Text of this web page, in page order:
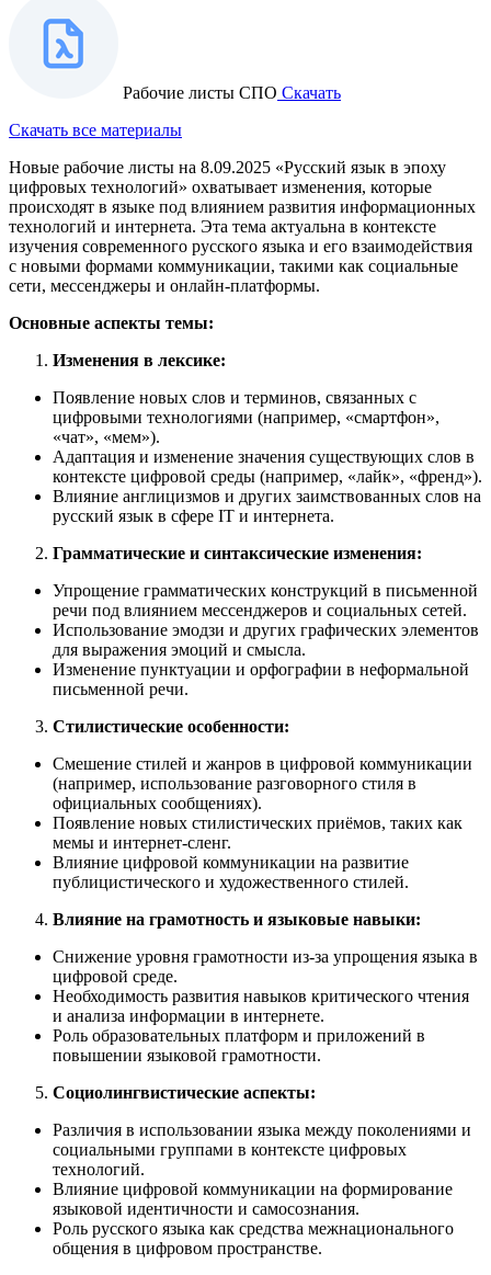
Рабочие листы СПО Скачать
Скачать все материалы
Новые рабочие листы на 8.09.2025 «Русский язык в эпоху
цифровых технологий» охватывает изменения, которые
происходят в языке под влиянием развития информационных
технологий и интернета. Эта тема актуальна в контексте
изучения современного русского языка и его взаимодействия
с новыми формами коммуникации, такими как социальные
сети, мессенджеры и онлайн-платформы.
Основные аспекты темы:
Изменения в лексике:
Появление новых слов и терминов, связанных с
цифровыми технологиями (например, «смартфон»,
«чат», «мем»).
Адаптация и изменение значения существующих слов в
контексте цифровой среды (например, «лайк», «френд»).
Влияние англицизмов и других заимствованных слов на
русский язык в сфере IT и интернета.
Грамматические и синтаксические изменения:
Упрощение грамматических конструкций в письменной
речи под влиянием мессенджеров и социальных сетей.
Использование эмодзи и других графических элементов
для выражения эмоций и смысла.
Изменение пунктуации и орфографии в неформальной
письменной речи.
Стилистические особенности:
Смешение стилей и жанров в цифровой коммуникации
(например, использование разговорного стиля в
официальных сообщениях).
Появление новых стилистических приёмов, таких как
мемы и интернет-сленг.
Влияние цифровой коммуникации на развитие
публицистического и художественного стилей.
Влияние на грамотность и языковые навыки:
Снижение уровня грамотности из-за упрощения языка в
цифровой среде.
Необходимость развития навыков критического чтения
и анализа информации в интернете.
Роль образовательных платформ и приложений в
повышении языковой грамотности.
Социолингвистические аспекты:
Различия в использовании языка между поколениями и
социальными группами в контексте цифровых
технологий.
Влияние цифровой коммуникации на формирование
языковой идентичности и самосознания.
Роль русского языка как средства межнационального
общения в цифровом пространстве.